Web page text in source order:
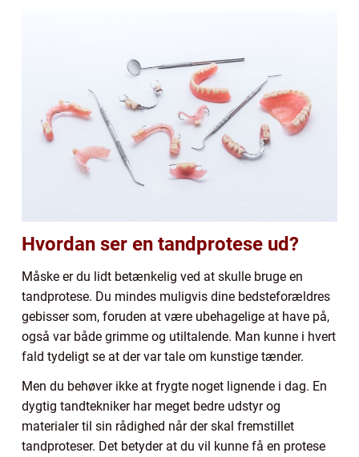
Hvordan ser en tandprotese ud?
Måske er du lidt betænkelig ved at skulle bruge en
tandprotese. Du mindes muligvis dine bedsteforældres
gebisser som, foruden at være ubehagelige at have på,
også var både grimme og utiltalende. Man kunne i hvert
fald tydeligt se at der var tale om kunstige tænder.
Men du behøver ikke at frygte noget lignende i dag. En
dygtig tandtekniker har meget bedre udstyr og
materialer til sin rådighed når der skal fremstillet
tandproteser. Det betyder at du vil kunne få en protese